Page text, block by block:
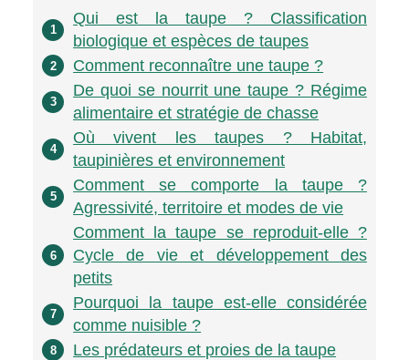
1
Qui est la taupe ? Classification
biologique et espèces de taupes
2 Comment reconnaître une taupe ?
3
De quoi se nourrit une taupe ? Régime
alimentaire et stratégie de chasse
4
Où vivent les taupes ? Habitat,
taupinières et environnement
5
Comment se comporte la taupe ?
Agressivité, territoire et modes de vie
6
Comment la taupe se reproduit-elle ?
Cycle de vie et développement des
petits
7
Pourquoi la taupe est-elle considérée
comme nuisible ?
8 Les prédateurs et proies de la taupe